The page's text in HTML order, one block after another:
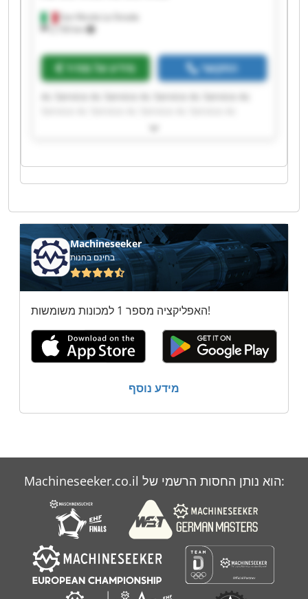
San Nicola La Strada
2,150 km
מידע על מחיר התקשר
Ac Service Ac Service Ac Service Ac Service Ac
Service Ac Service Ac Service Ac Service Ac
Machineseeker
בחינם בחנות
האפליקציה מספר 1 למכונות משומשות!
מידע נוסף
Machineseeker.co.il הוא נותן החסות הרשמי של: